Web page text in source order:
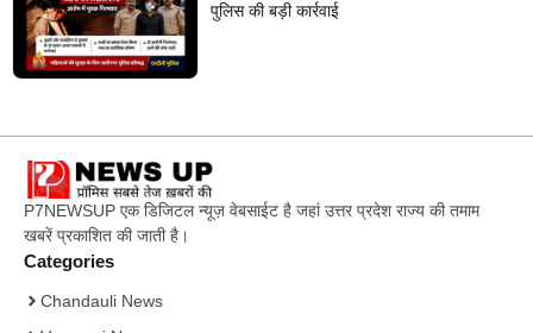
पुलिस की बड़ी कार्रवाई
P7NEWSUP एक डिजिटल न्यूज़ वेबसाईट है जहां उत्तर प्रदेश राज्य की तमाम
खबरें प्रकाशित की जाती है।
Categories
Chandauli News